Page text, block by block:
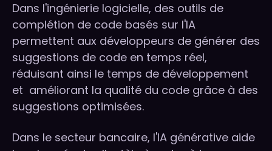
Dans l'ingénierie logicielle, des outils de
complétion de code basés sur l'IA
permettent aux développeurs de générer des
suggestions de code en temps réel,
réduisant ainsi le temps de développement
et améliorant la qualité du code grâce à des
suggestions optimisées.
Dans le secteur bancaire, l'IA générative aide